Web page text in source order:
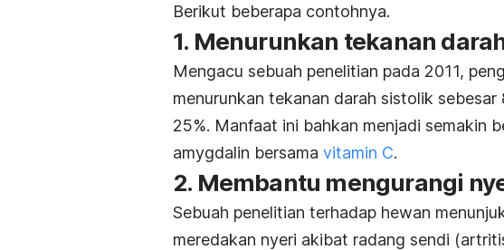
Berikut beberapa contohnya.
1. Menurunkan tekanan
Mengacu sebuah penelitian pada 2011,
menurunkan tekanan darah sistolik
25%. Manfaat ini bahkan menjadi semakin
amygdalin bersama vitamin C.
2. Membantu mengurangi
Sebuah penelitian terhadap hewan
meredakan nyeri akibat radang sendi